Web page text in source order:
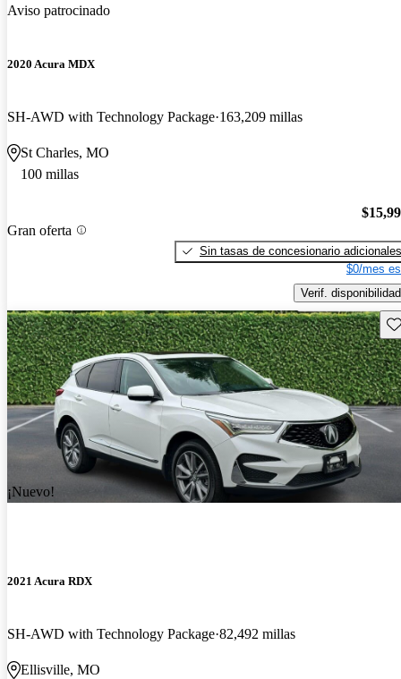
Aviso patrocinado
2020 Acura MDX
SH-AWD with Technology Package 163,209 millas
St Charles, MO
100 millas
Gran oferta
Sin tasas de concesionario adicionales
$0/mes
Verif. disponibilidad
¡Nuevo!
2021 Acura RDX
SH-AWD with Technology Package 82,492 millas
Ellisville, MO